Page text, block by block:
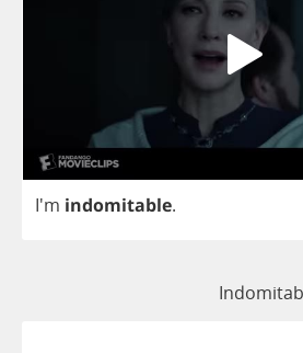
I'm indomitable.